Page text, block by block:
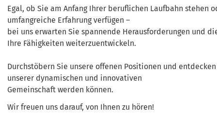
Egal, ob Sie am Anfang Ihrer beruflichen Laufbahn stehen
umfangreiche Erfahrung verfügen –
bei uns erwarten Sie spannende Herausforderungen und
Ihre Fähigkeiten weiterzuentwickeln.
Durchstöbern Sie unsere offenen Positionen und
unserer dynamischen und innovativen
Gemeinschaft werden können.
Wir freuen uns darauf, von Ihnen zu hören!